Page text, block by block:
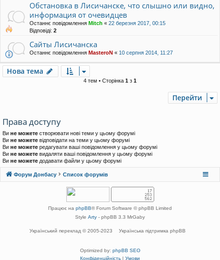
Обстановка в Лисичанске, что слышно или видно,
информация от очевидцев
Останнє повідомлення Mitch « 22 березня 2017, 00:15
Відповіді: 2
Сайты Лисичанска
Останнє повідомлення MasteroN « 10 серпня 2014, 11:27
Нова тема
4 тем • Сторінка 1 з 1
Перейти
Права доступу
Ви не можете створювати нові теми у цьому форумі
Ви не можете відповідати на теми у цьому форумі
Ви не можете редагувати ваші повідомлення у цьому форумі
Ви не можете видаляти ваші повідомлення у цьому форумі
Ви не можете додавати файли у цьому форумі
Форум Донбасу Список форумів
Працює на phpBB® Forum Software © phpBB Limited
Style Arty - phpBB 3.3 MrGaby
Український переклад © 2005-2023 Українська підтримка phpBB
Optimized by: phpBB SEO
Конфіденційність | Умови